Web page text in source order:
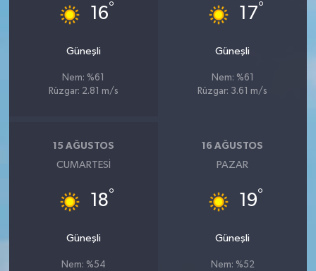
16°
Güneşli
Nem: %61
Rüzgar: 2.81 m/s
17°
Güneşli
Nem: %61
Rüzgar: 3.61 m/s
15 AĞUSTOS
CUMARTESI
18°
Güneşli
Nem: %54
16 AĞUSTOS
PAZAR
19°
Güneşli
Nem: %52